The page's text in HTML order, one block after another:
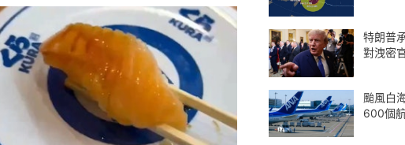
特朗普
對洩密
颱風白
600個